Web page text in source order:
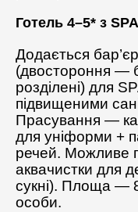
Готель 4–5* з SPA
Додається
(двостороння —
розділені) для
підвищеними
Прасування —
для уніформи +
речей. Можливе
аквачистки для
сукні). Площа —
особи.